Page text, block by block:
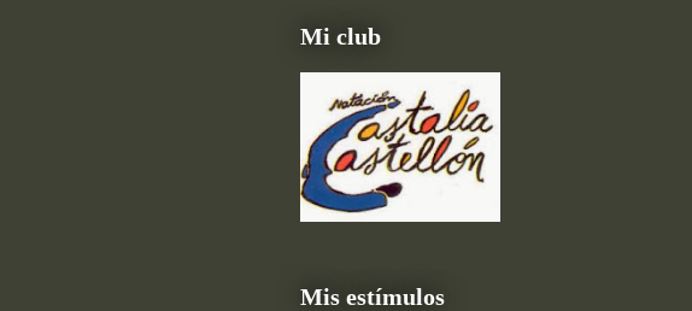
Mi club
Mis estímulos